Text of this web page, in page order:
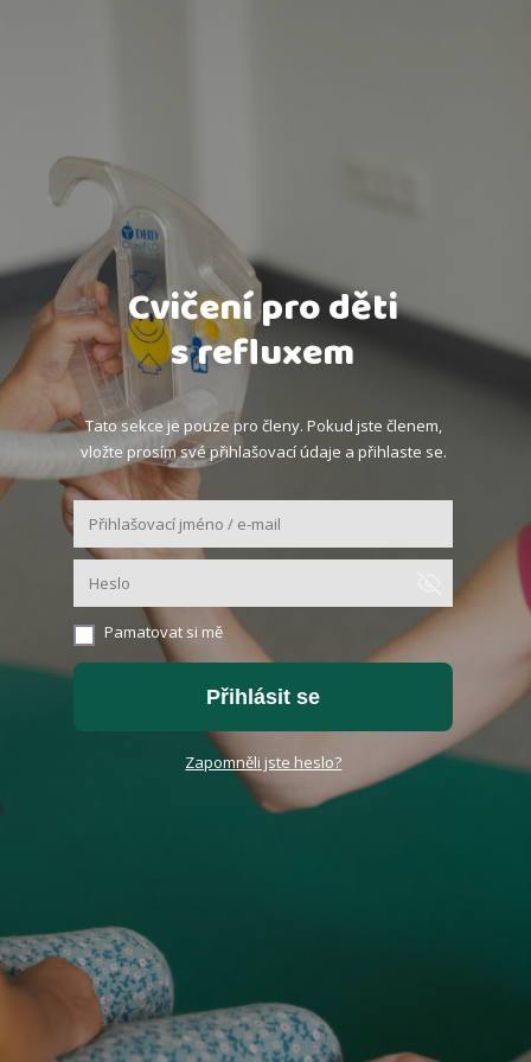
Cvičení pro děti
s refluxem
Tato sekce je pouze pro členy. Pokud jste členem,
vložte prosím své přihlašovací údaje a přihlaste se.
Pamatovat si mě
Přihlásit se
Zapomněli jste heslo?